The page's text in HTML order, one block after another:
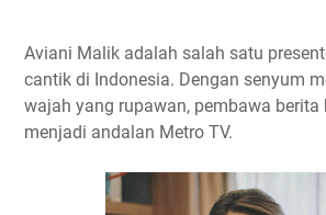
Aviani Malik adalah salah satu
cantik di Indonesia. Dengan senyum
wajah yang rupawan, pembawa berita
menjadi andalan Metro TV.